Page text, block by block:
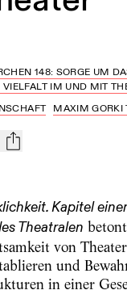
148: SORGE UM
IM UND MIT
MAXIM GORKI
mail
Kapitel einer
Theatralen
von
und
in einer